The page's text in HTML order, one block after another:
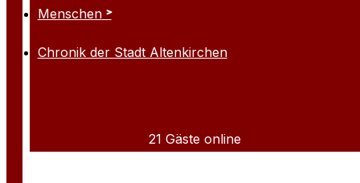
Menschen
Chronik der Stadt Altenkirchen
21 Gäste online